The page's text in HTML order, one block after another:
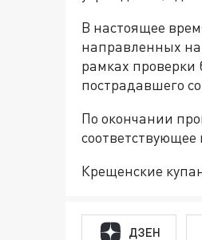
В настоящее
направленных на
рамках проверки
пострадавшего
По окончании
Крещенские
ДЗЕН